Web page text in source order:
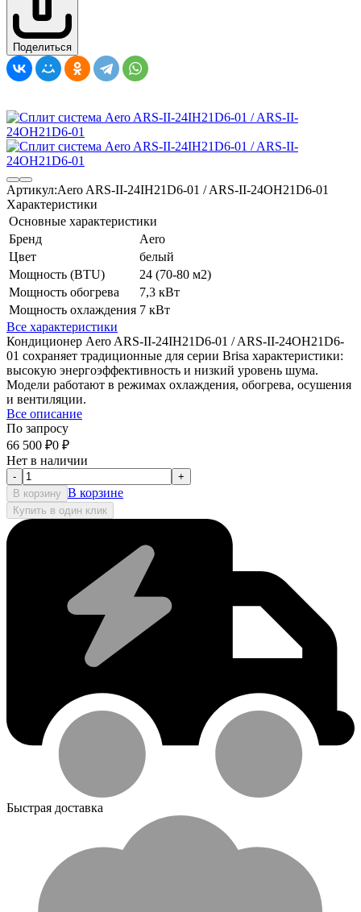
Поделиться
Артикул:Aero ARS-II-24IH21D6-01 / ARS-II-24OH21D6-01
Характеристики
Основные характеристики
Бренд
Aero
Цвет
белый
Мощность (BTU)
24 (70-80 м2)
Мощность обогрева
7,3 кВт
Мощность охлаждения 7 кВт
Все характеристики
Кондиционер Aero ARS-II-24IH21D6-01 / ARS-II-24OH21D6-
01 сохраняет традиционные для серии Brisa характеристики:
высокую энергоэффективность и низкий уровень шума.
Модели работают в режимах охлаждения, обогрева, осушения
и вентиляции.
Все описание
По запросу
66 500 ₽0 ₽
Нет в наличии
-
+
В корзину В корзине
Купить в один клик
Быстрая доставка